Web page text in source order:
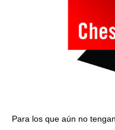
Para los que aún no